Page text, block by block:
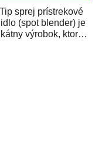
sprej prístrekové
(spot blender) je
výrobok, ktorý